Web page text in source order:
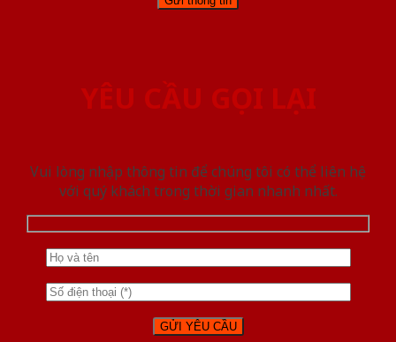
YÊU CẦU GỌI LẠI
Vui lòng nhập thông tin để chúng tôi có thể liên hệ
với quý khách trong thời gian nhanh nhất.